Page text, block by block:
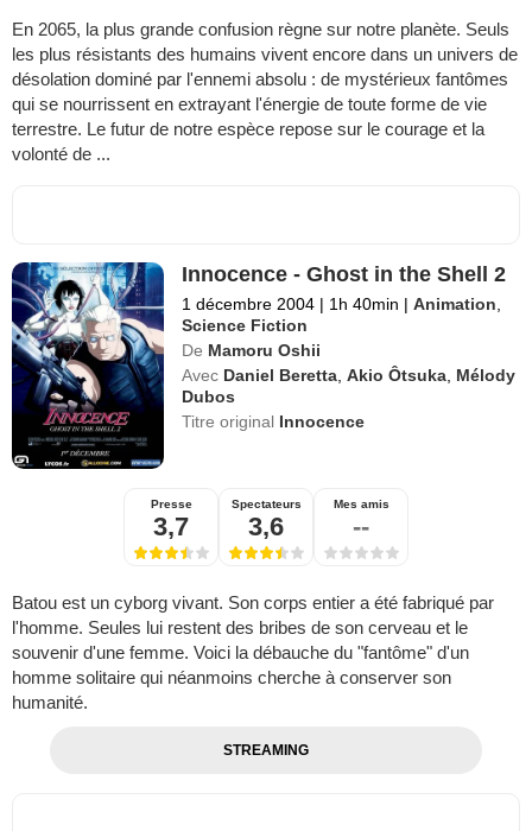
En 2065, la plus grande confusion règne sur notre planète. Seuls
les plus résistants des humains vivent encore dans un univers de
désolation dominé par l'ennemi absolu : de mystérieux fantômes
qui se nourrissent en extrayant l'énergie de toute forme de vie
terrestre. Le futur de notre espèce repose sur le courage et la
volonté de ...
Innocence - Ghost in the Shell 2
1 décembre 2004 | 1h 40min | Animation
Science Fiction
De Mamoru Oshii
Avec Daniel Beretta ,Akio Ôtsuka Mélody
Dubos
Titre original Innocence
Presse
3,7
Spectateurs
3,6
Mes amis
--
Batou est un cyborg vivant. Son corps entier a été fabriqué par
l'homme. Seules lui restent des bribes de son cerveau et le
souvenir d'une femme. Voici la débauche du "fantôme" d'un
homme solitaire qui néanmoins cherche à conserver son
humanité.
STREAMING